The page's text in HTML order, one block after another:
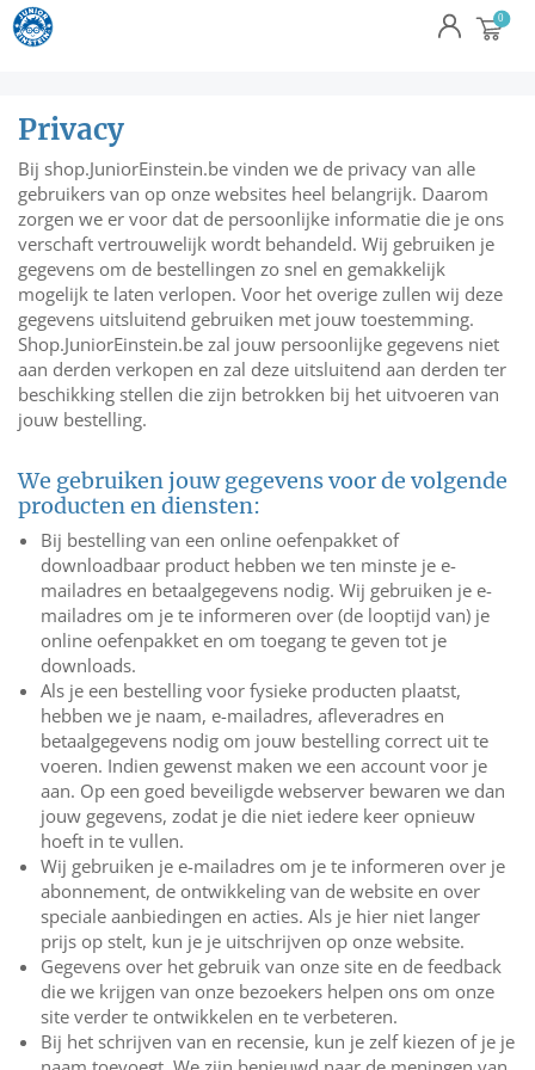
Privacy
Bij shop.JuniorEinstein.be vinden we de privacy van alle
gebruikers van op onze websites heel belangrijk. Daarom
zorgen we er voor dat de persoonlijke informatie die je ons
verschaft vertrouwelijk wordt behandeld. Wij gebruiken je
gegevens om de bestellingen zo snel en gemakkelijk
mogelijk te laten verlopen. Voor het overige zullen wij deze
gegevens uitsluitend gebruiken met jouw toestemming.
Shop.JuniorEinstein.be zal jouw persoonlijke gegevens niet
aan derden verkopen en zal deze uitsluitend aan derden ter
beschikking stellen die zijn betrokken bij het uitvoeren van
jouw bestelling.
We gebruiken jouw gegevens voor de volgende
producten en diensten:
Bij bestelling van een online oefenpakket of
downloadbaar product hebben we ten minste je e-
mailadres en betaalgegevens nodig. Wij gebruiken je e-
mailadres om je te informeren over (de looptijd van) je
online oefenpakket en om toegang te geven tot je
downloads.
Als je een bestelling voor fysieke producten plaatst,
hebben we je naam, e-mailadres, afleveradres en
betaalgegevens nodig om jouw bestelling correct uit te
voeren. Indien gewenst maken we een account voor je
aan. Op een goed beveiligde webserver bewaren we dan
jouw gegevens, zodat je die niet iedere keer opnieuw
hoeft in te vullen.
Wij gebruiken je e-mailadres om je te informeren over je
abonnement, de ontwikkeling van de website en over
speciale aanbiedingen en acties. Als je hier niet langer
prijs op stelt, kun je je uitschrijven op onze website.
Gegevens over het gebruik van onze site en de feedback
die we krijgen van onze bezoekers helpen ons om onze
site verder te ontwikkelen en te verbeteren.
Bij het schrijven van en recensie, kun je zelf kiezen of je je